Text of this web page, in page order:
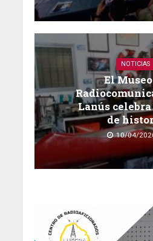
NOTICIAS
El
Lanús celebra
de
10/04/